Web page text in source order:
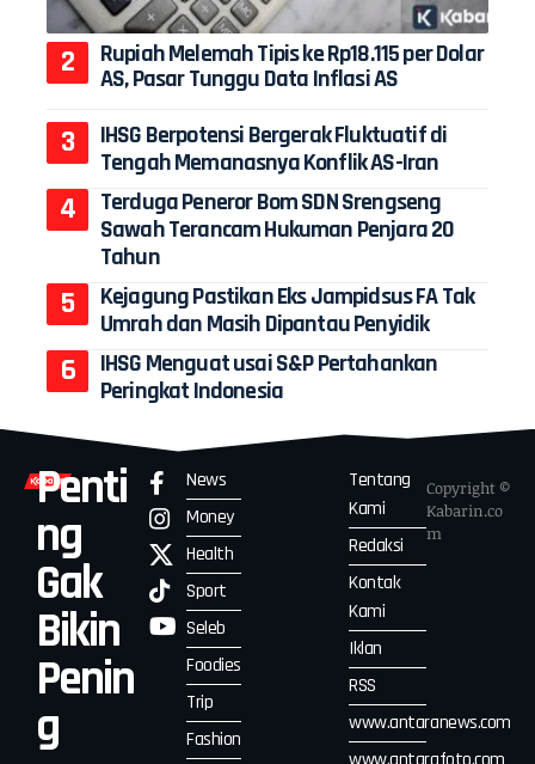
Rupiah Melemah Tipis ke Rp18.115 per Dolar
AS, Pasar Tunggu Data Inflasi AS
IHSG Berpotensi Bergerak Fluktuatif di
Tengah Memanasnya Konflik AS-Iran
Terduga Peneror Bom SDN Srengseng
Sawah Terancam Hukuman Penjara 20
Tahun
Kejagung Pastikan Eks Jampidsus FA Tak
Umrah dan Masih Dipantau Penyidik
IHSG Menguat usai S&P Pertahankan
Peringkat Indonesia
Penti
ng
Gak
Bikin
Penin
g
News
Money
Health
Sport
Seleb
Foodies
Trip
Fashion
Tentang
Kami
Redaksi
Kontak
Kami
Iklan
RSS
www.antaranews.com
Copyright ©
Kabarin.co
m